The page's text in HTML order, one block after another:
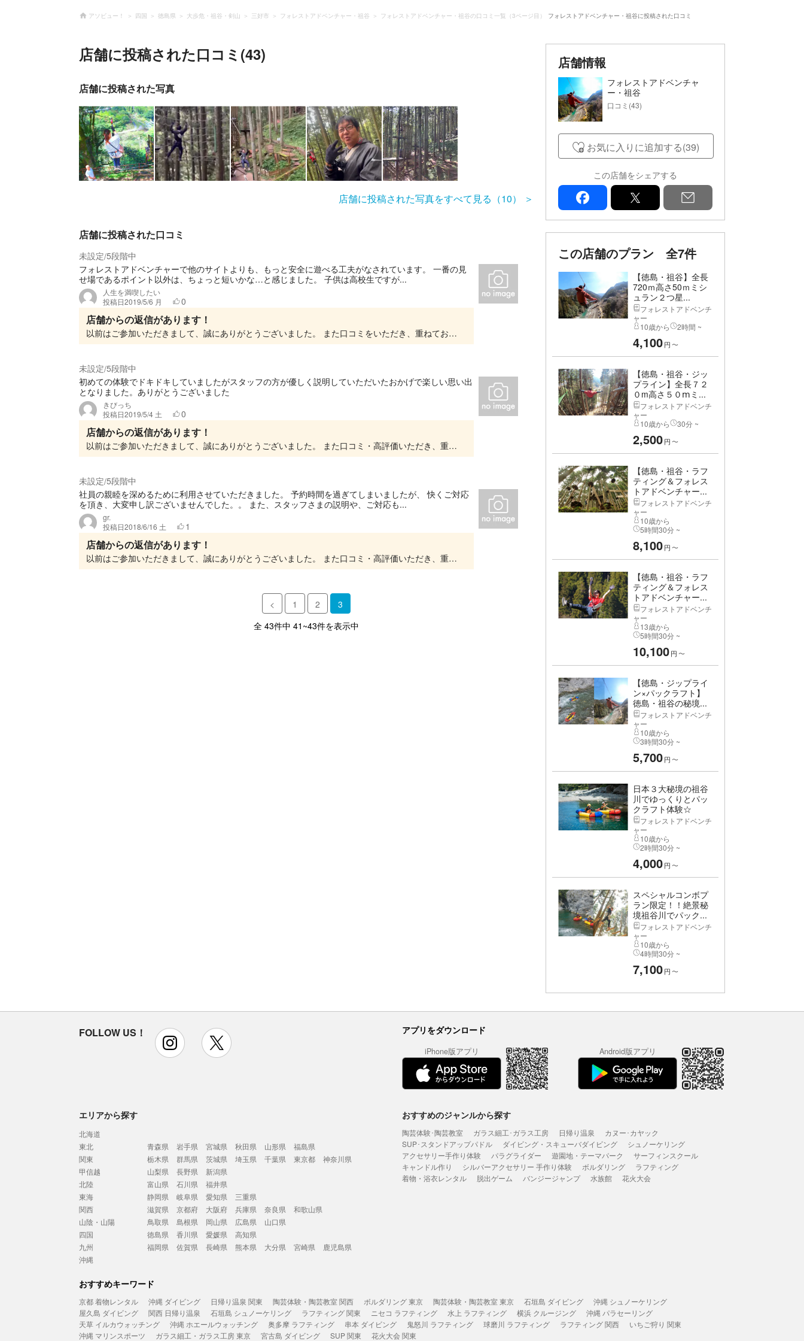
アソビュー！ 四国 徳島県 大歩危・祖谷・剣山 三好市 フォレストアドベンチャー・祖谷 フォレストアドベンチャー・祖谷の口コミ一覧（3ページ目） フォレストアドベンチャー・祖谷に投稿された口コミ
店舗に投稿された口コミ(43)
店舗に投稿された写真
店舗に投稿された写真をすべて見る（10）
店舗に投稿された口コミ
未設定/5段階中
フォレストアドベンチャーで他のサイトよりも、もっと安全に遊べる工夫がなされています。 一番の見
せ場であるポイント以外は、ちょっと短いかな…と感じました。 子供は高校生ですが...
人生を満喫したい
投稿日2019/5/6 月 0
店舗からの返信があります！
以前はご参加いただきまして、誠にありがとうございました。 また口コミをいただき、重ねてお礼申し上げます。 またのご利用お待ちしております。 ありがとうございました。
未設定/5段階中
初めての体験でドキドキしていましたがスタッフの方が優しく説明していただいたおかげで楽しい思い出
となりました。ありがとうございました
きびっち
投稿日2019/5/4 土 0
店舗からの返信があります！
以前はご参加いただきまして、誠にありがとうございました。 また口コミ・高評価いただき、重ねてお礼申し上げます。 スタッフの評価も大変うれしいです。 またのご利用お待ちしております。 あ...
未設定/5段階中
社員の親睦を深めるために利用させていただきました。 予約時間を過ぎてしまいましたが、 快くご対応
を頂き、大変申し訳ございませんでした。。 また、スタッフさまの説明や、ご対応も...
gr.
投稿日2018/6/16 土 1
店舗からの返信があります！
以前はご参加いただきまして、誠にありがとうございました。 また口コミ・高評価いただき、重ねてお礼申し上げます。 社員様の親睦が深まる体験が出来て良かったです。もとは企業研修向けに作られ...
< 1 2
3
全 43件中 41~43件を表示中
店舗情報
フォレストアドベンチャ
ー・祖谷
口コミ(43)
お気に入りに追加する(39)
この店舗をシェアする
facebook
この店舗のプラン 全7件
【徳島・祖谷】全長
720ｍ高さ50ｍミシ
ュラン２つ星...
フォレストアドベンチ
ャー
10歳から
2時間 ~
4,100円 〜
【徳島・祖谷・ジッ
プライン】全長７２
０m高さ５０ⅿミ...
フォレストアドベンチ
ャー
10歳から
30分 ~
2,500円 〜
【徳島・祖谷・ラフ
ティング＆フォレス
トアドベンチャー...
フォレストアドベンチ
ャー
10歳から
5時間30分 ~
8,100円 〜
【徳島・祖谷・ラフ
ティング＆フォレス
トアドベンチャー...
フォレストアドベンチ
ャー
13歳から
5時間30分 ~
10,100円 〜
【徳島・ジップライ
ン×パックラフト】
徳島・祖谷の秘境...
フォレストアドベンチ
ャー
10歳から
3時間30分 ~
5,700円 〜
日本３大秘境の祖谷
川でゆっくりとパッ
クラフト体験☆
フォレストアドベンチ
ャー
10歳から
2時間30分 ~
4,000円 〜
スペシャルコンボプ
ラン限定！！絶景秘
境祖谷川でパック...
フォレストアドベンチ
ャー
10歳から
4時間30分 ~
7,100円 〜
FOLLOW US！ instagram アプリをダウンロード
iPhone版アプリ Android版アプリ
エリアから探す
北海道
東北
青森県 岩手県 宮城県 秋田県 山形県
福島県
関東
栃木県 群馬県 茨城県 埼玉県 千葉県 東京都
神奈川県
甲信越
山梨県 長野県
新潟県
北陸
富山県 石川県
福井県
東海
静岡県 岐阜県 愛知県
三重県
関西
滋賀県 京都府 大阪府 兵庫県 奈良県
和歌山県
山陰・山陽
鳥取県 島根県 岡山県 広島県
山口県
四国
徳島県 香川県 愛媛県
高知県
九州
福岡県 佐賀県 長崎県 熊本県 大分県 宮崎県
鹿児島県
沖縄
おすすめのジャンルから探す
陶芸体験･陶芸教室 ガラス細工･ガラス工房 日帰り温泉
カヌー･カヤック
SUP･スタンドアップパドル
ダイビング・スキューバダイビング
シュノーケリング
アクセサリー手作り体験
パラグライダー 遊園地・テーマパーク
サーフィンスクール
キャンドル作り
シルバーアクセサリー 手作り体験 ボルダリング
ラフティング
着物・浴衣レンタル
脱出ゲーム バンジージャンプ 水族館 花火大会
おすすめキーワード
京都 着物レンタル 沖縄 ダイビング 日帰り温泉 関東 陶芸体験・陶芸教室 関西 ボルダリング 東京 陶芸体験・陶芸教室 東京 石垣島 ダイビング
沖縄 シュノーケリング
屋久島 ダイビング
関西 日帰り温泉 石垣島 シュノーケリング ラフティング 関東 ニセコ ラフティング 水上 ラフティング 横浜 クルージング
沖縄 パラセーリング
天草 イルカウォッチング
沖縄 ホエールウォッチング 奥多摩 ラフティング 串本 ダイビング 鬼怒川 ラフティング 球磨川 ラフティング ラフティング 関西
いちご狩り 関東
沖縄 マリンスポーツ
ガラス細工・ガラス工房 東京 宮古島 ダイビング SUP 関東 花火大会 関東